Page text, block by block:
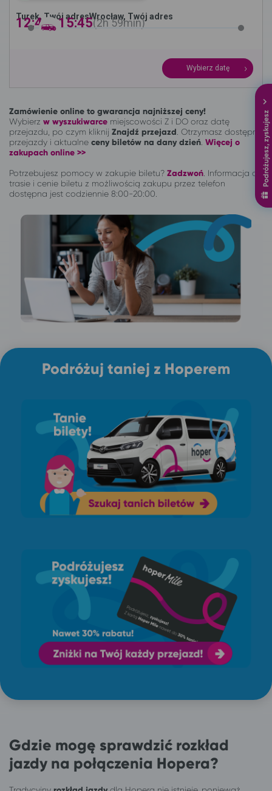
Podróżujesz, zyskujesz
Turek, Twój adresWrocław, Twój adres
12:46 -15:45 2h59min
Wybierz datę
Zamówienie online to gwarancja najniższej ceny!
Wybierz w wyszukiwarce miejscowości Z i DO oraz datę
przejazdu, po czym kliknij Znajdź przejazd . Otrzymasz dostępne
przejazdy i aktualne ceny biletów na dany dzień Więcej o
zakupach online >>
Potrzebujesz pomocy w zakupie biletu? Zadzwoń Informacja o
trasie i cenie biletu z możliwością zakupu przez telefon
dostępna jest codziennie 8:00-20:00.
Podróżuj taniej z Hoperem
Gdzie mogę sprawdzić rozkład
jazdy na połączenia Hopera?